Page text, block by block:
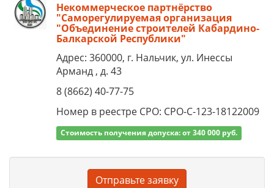
Некоммерческое партнёрство
"Саморегулируемая организация
"Объединение строителей Кабардино-
Балкарской Республики"
Адрес: 360000, г. Нальчик, ул. Инессы
Арманд , д. 43
8 (8662) 40-77-75
Номер в реестре СРО: СРО-С-123-18122009
Стоимость получения допуска: от 340 000 руб.
Отправьте заявку